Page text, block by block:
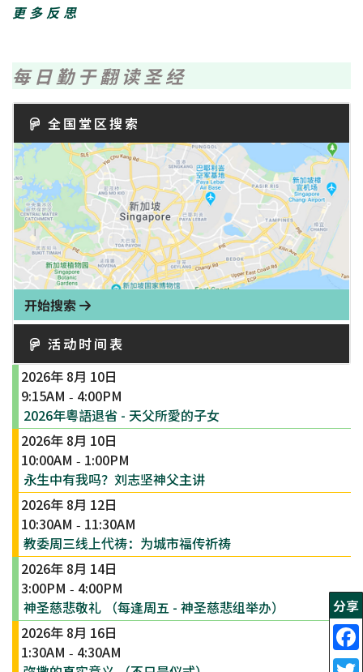
分享
更多反思
每日勤于翻读圣经
全国堂区搜索
开始搜索
活动时间表
2026年 8月 10日
9:15AM - 4:00PM
2026年粵語退省 - 天父所愛的子女
2026年 8月 10日
10:00AM - 1:00PM
永生中有我吗？刘志坚神父主讲
2026年 8月 12日
10:30AM - 11:30AM
教委周三线上代祷：为城市福传祈祷
2026年 8月 14日
3:00PM - 4:00PM
神圣慈悲敬礼 （每逢周五 - 神圣慈悲组举办）
2026年 8月 16日
1:30AM - 4:30AM